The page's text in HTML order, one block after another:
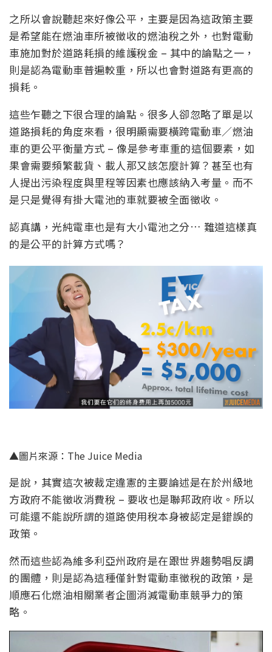
之所以會說聽起來好像公平，主要是因為這政策主要
是希望能在燃油車所被徵收的燃油稅之外，也對電動
車施加對於道路耗損的維護稅金 – 其中的論點之一，
則是認為電動車普遍較重，所以也會對道路有更高的
損耗。
這些乍聽之下很合理的論點。很多人卻忽略了單是以
道路損耗的角度來看，很明顯需要橫跨電動車／燃油
車的更公平衡量方式 – 像是參考車重的這個要素，如
果會需要頻繁載貨、載人那又該怎麼計算？甚至也有
人提出污染程度與里程等因素也應該納入考量。而不
是只是覺得有掛大電池的車就要被全面徵收。
認真講，光純電車也是有大小電池之分… 難道這樣真
的是公平的計算方式嗎？
▲圖片來源：The Juice Media
是說，其實這次被裁定違憲的主要論述是在於州級地
方政府不能徵收消費稅 – 要收也是聯邦政府收。所以
可能還不能說所謂的道路使用稅本身被認定是錯誤的
政策。
然而這些認為維多利亞州政府是在跟世界趨勢唱反調
的團體，則是認為這種僅針對電動車徵稅的政策，是
順應石化燃油相關業者企圖消減電動車競爭力的策
略。